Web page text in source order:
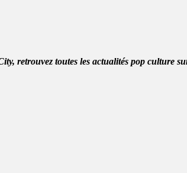
retrouvez toutes les actualités pop culture